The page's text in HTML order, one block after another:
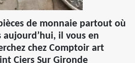
de monnaie partout où
aujourd’hui, il vous en
chez Comptoir art
Ciers Sur Gironde